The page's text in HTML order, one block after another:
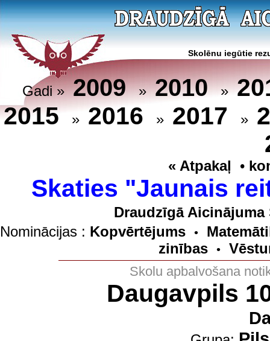
Skolēnu iegūtie
Gadi »2009»2010»
2015 » 2016 » 2017 »
« Atpakaļ •
Skaties "Jaunais
Draudzīgā
Nominācijas : Kopvērtējums •
zinības
•
Skolu apbalvošana
Daugavpils